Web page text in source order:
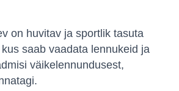
on huvitav ja sportlik tasuta
saab vaadata lennukeid ja
väikelennundusest,